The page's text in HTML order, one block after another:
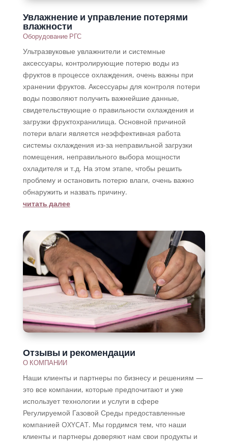
Увлажнение и управление потерями
влажности
Оборудование РГС
Ультразвуковые увлажнители и системные
аксессуары, контролирующие потерю воды из
фруктов в процессе охлаждения, очень важны при
хранении фруктов. Аксессуары для контроля потери
воды позволяют получить важнейшие данные,
свидетельствующие о правильности охлаждения и
загрузки фруктохранилища. Основной причиной
потери влаги является неэффективная работа
системы охлаждения из-за неправильной загрузки
помещения, неправильного выбора мощности
охладителя и т.д. На этом этапе, чтобы решить
проблему и остановить потерю влаги, очень важно
обнаружить и назвать причину.
читать далее
Отзывы и рекомендации
О КОМПАНИИ
Наши клиенты и партнеры по бизнесу и решениям —
это все компании, которые предпочитают и уже
использует технологии и услуги в сфере
Регулируемой Газовой Среды предоставленные
компанией OXYCAT. Мы гордимся тем, что наши
клиенты и партнеры доверяют нам свои продукты и